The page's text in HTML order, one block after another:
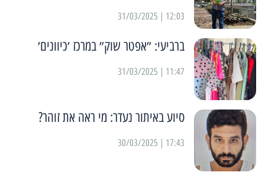
12:03 | 31/03/2025
ברביעי: ״אפטר שוק״ במרכז ׳כיוונים׳
11:47 | 31/03/2025
סיוע באיתור נעדר: מי ראה את זוהר?
17:43 | 30/03/2025